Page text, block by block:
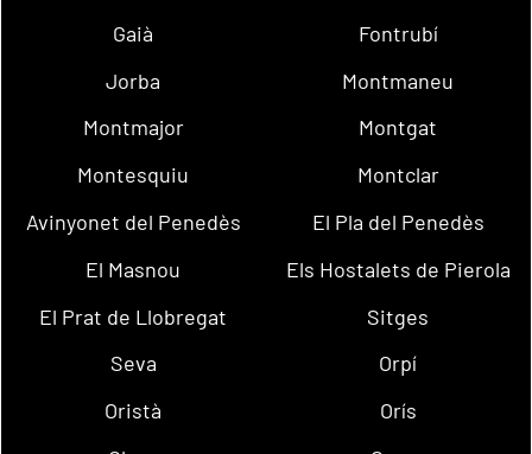
Gaià
Fontrubí
Jorba
Montmaneu
Montmajor
Montgat
Montesquiu
Montclar
Avinyonet del Penedès
El Pla del Penedès
El Masnou
Els Hostalets de Pierola
El Prat de Llobregat
Sitges
Seva
Orpí
Oristà
Orís